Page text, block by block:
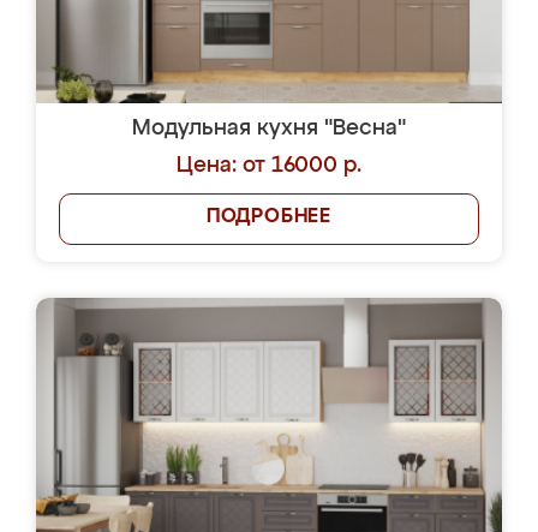
Модульная кухня "Весна"
Цена: от 16000 р.
ПОДРОБНЕЕ